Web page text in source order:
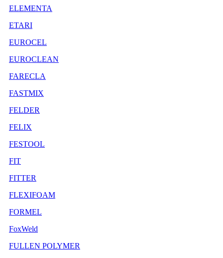
ELEMENTA
ETARI
EUROCEL
EUROCLEAN
FARECLA
FASTMIX
FELDER
FELIX
FESTOOL
FIT
FITTER
FLEXIFOAM
FORMEL
FoxWeld
FULLEN POLYMER